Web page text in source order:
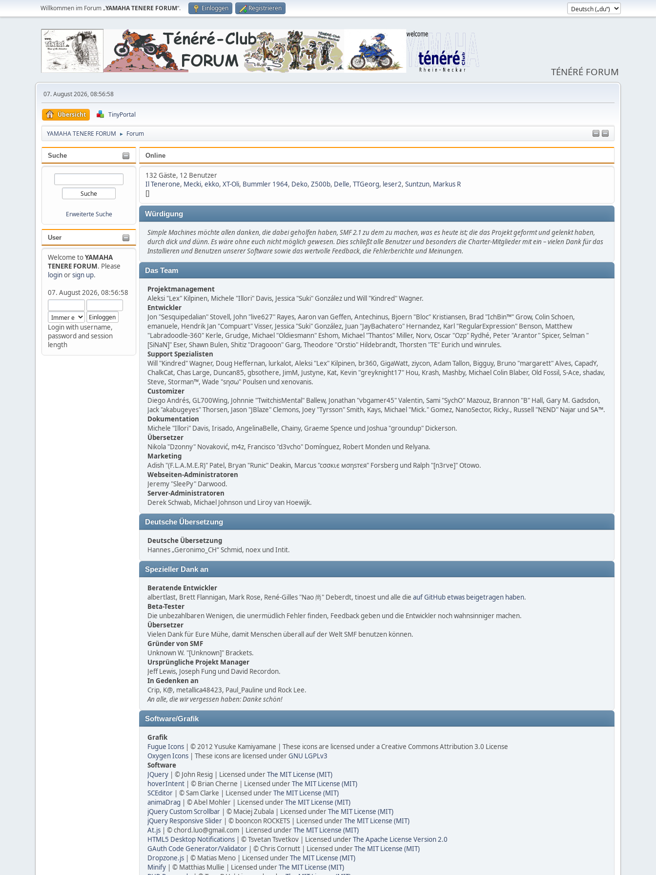
Willkommen im Forum „YAMAHA TENERE FORUM“. Einloggen Registrieren
TÉNÉRÉ FORUM
07. August 2026, 08:56:58
Übersicht TinyPortal
YAMAHA TENERE FORUM ► Forum
Suche
Erweiterte Suche
User
Welcome toYAMAHA
TENERE FORUM. Please
loginorsign up.
07. August 2026, 08:56:58
Login with username,
password and session
length
Online
132 Gäste, 12 Benutzer
Il Tenerone, Mecki, ekko, XT-Oli, Bummler 1964, Deko, Z500b, Delle, TTGeorg, leser2, Suntzun, Markus R
[]
Würdigung
Simple Machines möchte allen danken, die dabei geholfen haben, SMF 2.1 zu dem zu machen, was es heute ist; die das Projekt geformt und gelenkt haben,
durch dick und dünn. Es wäre ohne euch nicht möglich gewesen. Dies schließt alle Benutzer und besonders die Charter-Mitglieder mit ein – vielen Dank für das
Installieren und Benutzen unserer Software sowie das wertvolle Feedback, die Fehlerberichte und Meinungen.
Das Team
Projektmanagement
Aleksi "Lex" Kilpinen, Michele "Illori" Davis, Jessica "Suki" González und Will "Kindred" Wagner.
Entwickler
Jon "Sesquipedalian" Stovell, John "live627" Rayes, Aaron van Geffen, Antechinus, Bjoern "Bloc" Kristiansen, Brad "IchBin™" Grow, Colin Schoen,
emanuele, Hendrik Jan "Compuart" Visser, Jessica "Suki" González, Juan "JayBachatero" Hernandez, Karl "RegularExpression" Benson, Matthew
"Labradoodle-360" Kerle, Grudge, Michael "Oldiesmann" Eshom, Michael "Thantos" Miller, Norv, Oscar "Ozp" Rydhé, Peter "Arantor" Spicer, Selman "
[SiNaN]" Eser, Shawn Bulen, Shitiz "Dragooon" Garg, Theodore "Orstio" Hildebrandt, Thorsten "TE" Eurich und winrules.
Support Spezialisten
Will "Kindred" Wagner, Doug Heffernan, lurkalot, Aleksi "Lex" Kilpinen, br360, GigaWatt, ziycon, Adam Tallon, Bigguy, Bruno "margarett" Alves, CapadY,
ChalkCat, Chas Large, Duncan85, gbsothere, JimM, Justyne, Kat, Kevin "greyknight17" Hou, Krash, Mashby, Michael Colin Blaber, Old Fossil, S-Ace, shadav,
Steve, Storman™, Wade "sησω" Poulsen und xenovanis.
Customizer
Diego Andrés, GL700Wing, Johnnie "TwitchisMental" Ballew, Jonathan "vbgamer45" Valentin, Sami "SychO" Mazouz, Brannon "B" Hall, Gary M. Gadsdon,
Jack "akabugeyes" Thorsen, Jason "JBlaze" Clemons, Joey "Tyrsson" Smith, Kays, Michael "Mick." Gomez, NanoSector, Ricky., Russell "NEND" Najar und SA™.
Dokumentation
Michele "Illori" Davis, Irisado, AngelinaBelle, Chainy, Graeme Spence und Joshua "groundup" Dickerson.
Übersetzer
Nikola "Dzonny" Novaković, m4z, Francisco "d3vcho" Domínguez, Robert Monden und Relyana.
Marketing
Adish "(F.L.A.M.E.R)" Patel, Bryan "Runic" Deakin, Marcus "cσσкιє мσηѕтєя" Forsberg und Ralph "[n3rve]" Otowo.
Webseiten-Administratoren
Jeremy "SleePy" Darwood.
Server-Administratoren
Derek Schwab, Michael Johnson und Liroy van Hoewijk.
Deutsche Übersetzung
Deutsche Übersetzung
Hannes „Geronimo_CH“ Schmid, noex und Intit.
Spezieller Dank an
Beratende Entwickler
albertlast, Brett Flannigan, Mark Rose, René-Gilles "Nao 尚" Deberdt, tinoest und alle die auf GitHub etwas beigetragen haben.
Beta-Tester
Die unbezahlbaren Wenigen, die unermüdlich Fehler finden, Feedback geben und die Entwickler noch wahnsinniger machen.
Übersetzer
Vielen Dank für Eure Mühe, damit Menschen überall auf der Welt SMF benutzen können.
Gründer von SMF
Unknown W. "[Unknown]" Brackets.
Ursprüngliche Projekt Manager
Jeff Lewis, Joseph Fung und David Recordon.
In Gedenken an
Crip, K@, metallica48423, Paul_Pauline und Rock Lee.
An alle, die wir vergessen haben: Danke schön!
Software/Grafik
Grafik
Fugue Icons | © 2012 Yusuke Kamiyamane | These icons are licensed under a Creative Commons Attribution 3.0 License
Oxygen Icons | These icons are licensed underGNU LGPLv3
Software
JQuery | © John Resig | Licensed underThe MIT License (MIT)
hoverIntent | © Brian Cherne | Licensed underThe MIT License (MIT)
SCEditor | © Sam Clarke | Licensed underThe MIT License (MIT)
animaDrag | © Abel Mohler | Licensed underThe MIT License (MIT)
jQuery Custom Scrollbar | © Maciej Zubala | Licensed underThe MIT License (MIT)
jQuery Responsive Slider | © booncon ROCKETS | Licensed underThe MIT License (MIT)
At.js | © chord.luo@gmail.com | Licensed underThe MIT License (MIT)
HTML5 Desktop Notifications | © Tsvetan Tsvetkov | Licensed underThe Apache License Version 2.0
GAuth Code Generator/Validator | © Chris Cornutt | Licensed underThe MIT License (MIT)
Dropzone.js | © Matias Meno | Licensed underThe MIT License (MIT)
Minify | © Matthias Mullie | Licensed underThe MIT License (MIT)